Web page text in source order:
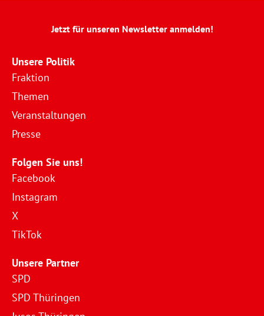
Jetzt für unseren Newsletter anmelden!
Unsere Politik
Fraktion
Themen
Veranstaltungen
Presse
Folgen Sie uns!
Facebook
Instagram
X
TikTok
Unsere Partner
SPD
SPD Thüringen